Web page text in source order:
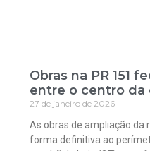
Obras na PR 151
entre o centro da
27 de janeiro de 2026
As obras de ampliação da
forma definitiva ao